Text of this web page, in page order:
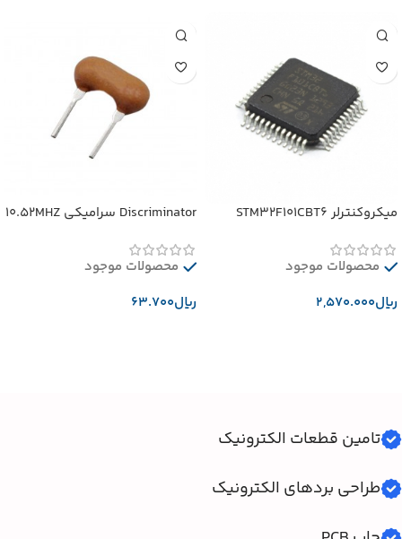
میکروکنترلر STM32F101CBT6
محصولات موجود
﷼
Discriminator سرامیکی 10.52MHZ
محصولات موجود
﷼
تامین قطعات الکترونیک
طراحی بردهای الکترونیک